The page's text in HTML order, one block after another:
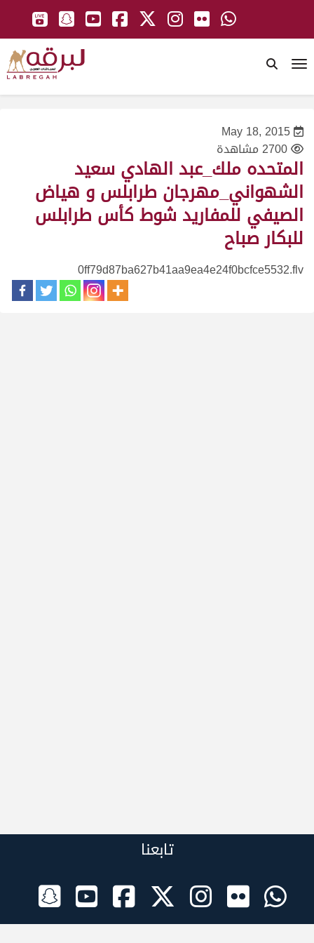
May 18, 2015
2700 مشاهدة
المتحده ملك_عبد الهادي سعيد
الشهواني_مهرجان طرابلس و هياض
الصيفي للمفاريد شوط كأس طرابلس
للبكار صباح
0ff79d87ba627b41aa9ea4e24f0bcfce5532.flv
تابعنا